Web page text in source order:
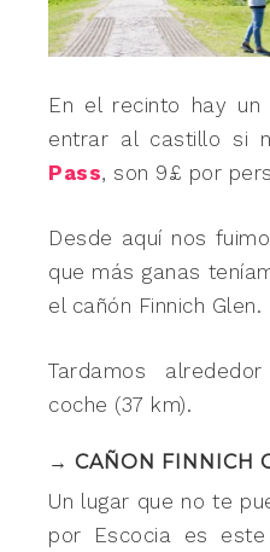
En el recinto hay un
entrar al castillo si
Pass, son 9£ por
Desde aquí nos
que más ganas
el cañón Finnich Glen.
Tardamos
coche (37 km).
→ CAÑON FINNICH
Un lugar que no te
por Escocia es